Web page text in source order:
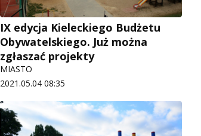
IX edycja Kieleckiego Budżetu
Obywatelskiego. Już można
zgłaszać projekty
MIASTO
2021.05.04 08:35